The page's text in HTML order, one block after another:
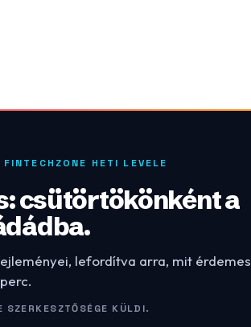
FINTECHZONE HETI LEVELE
csütörtökönként a
lefordítva arra, mit érdemes
SZERKESZTŐSÉGE KÜLDI.